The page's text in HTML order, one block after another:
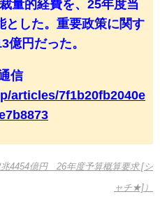
量的経費を、25年度当
とした。重要政策に関す
億円だった。
信
articles/7f1b20fb2040e
兆4454億円 26年度予算概算要求 [シ
ャチ★]）